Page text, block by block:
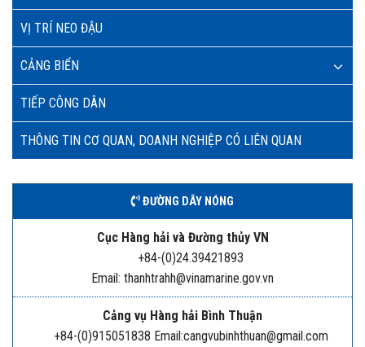
VỊ TRÍ NEO ĐẬU
CẢNG BIỂN
TIẾP CÔNG DÂN
THÔNG TIN CƠ QUAN, DOANH NGHIỆP CÓ LIÊN QUAN
ĐƯỜNG DÂY NÓNG
Cục Hàng hải và Đường thủy VN
+84-(0)24.39421893
Email: thanhtrahh@vinamarine.gov.vn
Cảng vụ Hàng hải Bình Thuận
+84-(0)915051838 Email:cangvubinhthuan@gmail.com